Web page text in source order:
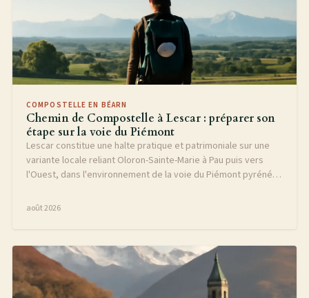
COMPOSTELLE EN BÉARN
Chemin de Compostelle à Lescar : préparer son
étape sur la voie du Piémont
Lescar constitue une halte pratique et patrimoniale sur une
variante locale reliant Oloron-Sainte-Marie à Pau puis vers
l'Ouest, dans l'environnement de la voie du Piémont pyrénéen
distances, son hébergement, ses courses, son équipement
août 2026